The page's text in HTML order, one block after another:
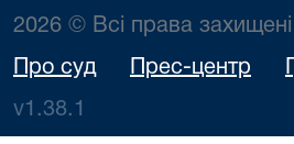
2026 © Всі права захищені
Про суд Прес-центр
v1.38.1